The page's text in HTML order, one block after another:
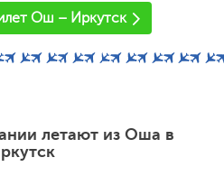
Ош – Иркутск
летают из Оша в